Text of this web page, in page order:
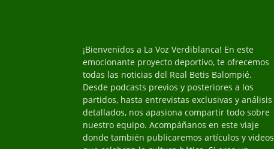
¡Bienvenidos a La Voz Verdiblanca! En este
emocionante proyecto deportivo, te ofrecemos
todas las noticias del Real Betis Balompié.
Desde podcasts previos y posteriores a los
partidos, hasta entrevistas exclusivas y análisis
detallados, nos apasiona compartir todo sobre
nuestro equipo. Acompáñanos en este viaje
donde también publicaremos artículos y videos